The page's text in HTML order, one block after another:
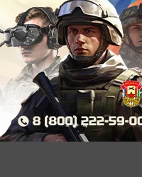
мудрым и
успеха и
только гордиться
http://prostotak.net